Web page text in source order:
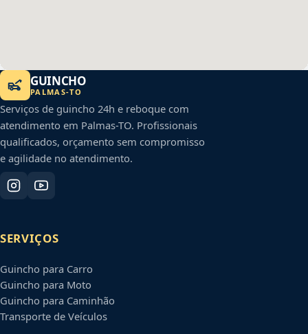
GUINCHO
PALMAS-TO
Serviços de guincho 24h e reboque com
atendimento em Palmas-TO. Profissionais
qualificados, orçamento sem compromisso
e agilidade no atendimento.
SERVIÇOS
Guincho para Carro
Guincho para Moto
Guincho para Caminhão
Transporte de Veículos